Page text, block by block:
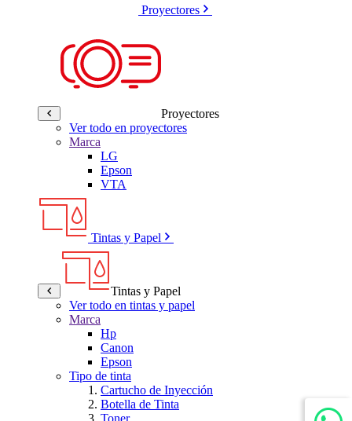
Proyectores
Proyectores
Ver todo en proyectores
Marca
LG
Epson
VTA
Tintas y Papel
Tintas y Papel
Ver todo en tintas y papel
Marca
Hp
Canon
Epson
Tipo de tinta
Cartucho de Inyección
Botella de Tinta
Toner